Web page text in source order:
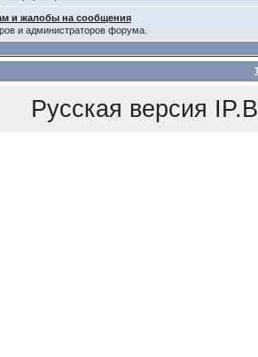
и жалобы на сообщения
и администраторов форума.
Русская версия